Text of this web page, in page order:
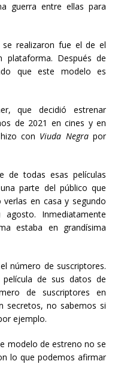
guerra entre ellas para
realizaron fue el de el
Después de
que este modelo es
que decidió estrenar
de 2021 en cines y en
con Viuda Negrapor
de todas esas películas
parte del público que
en casa y segundo
Inmediatamente
estaba en grandísima
número de suscriptores.
de sus datos de
de suscriptores en
secretos, no sabemos si
ejemplo.
modelo de estreno no se
lo que podemos afirmar